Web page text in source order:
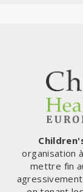
organisation
mettre fin